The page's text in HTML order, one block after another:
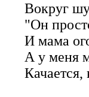
Вокруг
"Он
И мама
А у меня
Качается,